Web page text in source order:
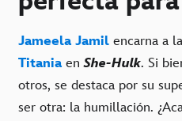
Jameela Jamil encarna a
TitaniaenShe-Hulk. Si
otros, se destaca por su
ser otra: la humillación.